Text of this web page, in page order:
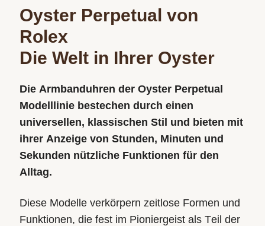
Oyster Perpetual von
Rolex
Die Welt in Ihrer Oyster
Die Armbanduhren der Oyster Perpetual
Modelllinie bestechen durch einen
universellen, klassischen Stil und bieten mit
ihrer Anzeige von Stunden, Minuten und
Sekunden nützliche Funktionen für den
Alltag.
Diese Modelle verkörpern zeitlose Formen und
Funktionen, die fest im Pioniergeist als Teil der